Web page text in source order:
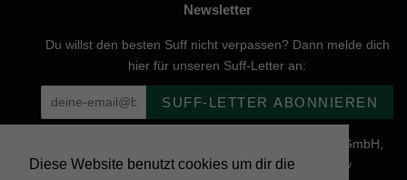
Diese Website benutzt cookies um dir die
Newsletter
Du willst den besten Suff nicht verpassen? Dann melde dich
hier für unseren Suff-Letter an:
SUFF-LETTER ABONNIEREN
Urheberrecht © 2026, website created by Naturgenuss GmbH,
Nobelstraße 20, 12057 Berlin - Powered by Shopify